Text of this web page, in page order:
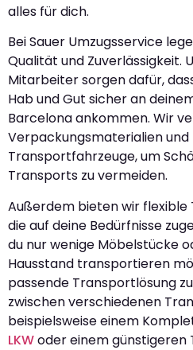
alles für dich.
Bei Sauer Umzugsservice
Qualität und Zuverlässigkeit.
Mitarbeiter sorgen dafür,
Hab und Gut sicher an
Barcelona ankommen. Wir
Verpackungsmaterialien
Transportfahrzeuge, um
Transports zu vermeiden.
Außerdem bieten wir
die auf deine Bedürfnisse
du nur wenige Möbelstücke
Hausstand transportieren
passende Transportlösung
zwischen verschiedenen
beispielsweise einem
LKWoder einem günstigeren